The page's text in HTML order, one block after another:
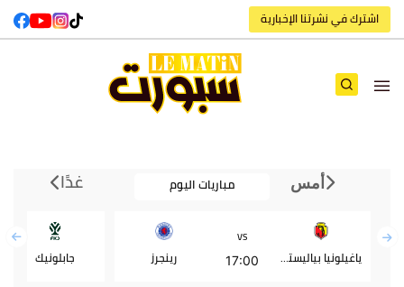
اشترك في نشرتنا الإخبارية
أمس مباريات اليوم غدًا
ياغيلونيا بياليستوك
VS
17:00 رينجرز جابلونيك